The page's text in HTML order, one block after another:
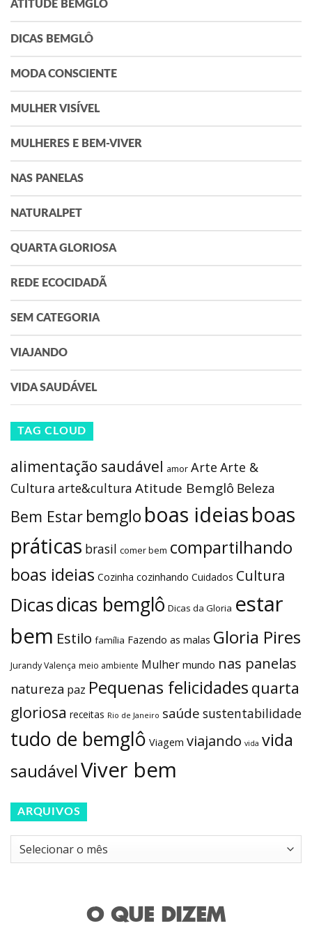
ATITUDE BEMGLÔ
DICAS BEMGLÔ
MODA CONSCIENTE
MULHER VISÍVEL
MULHERES E BEM-VIVER
NAS PANELAS
NATURALPET
QUARTA GLORIOSA
REDE ECOCIDADÃ
SEM CATEGORIA
VIAJANDO
VIDA SAUDÁVEL
TAG CLOUD
alimentação saudável amor Arte Arte &
Cultura arte&cultura Atitude Bemglô Beleza
Bem Estar bemglo boas ideiasboas
práticas brasil comer bem compartilhando
boas ideias Cozinha cozinhando Cuidados Cultura
Dicasdicas bemglô Dicas da Gloria estar
bem Estilo família Fazendo as malas Gloria Pires
Jurandy Valença meio ambiente Mulher mundo nas panelas
natureza paz Pequenas felicidades quarta
gloriosa receitas Rio de Janeiro saúde sustentabilidade
tudo de bemglô Viagem viajando vida vida
saudávelViver bem
ARQUIVOS
Arquivos
O QUE DIZEM